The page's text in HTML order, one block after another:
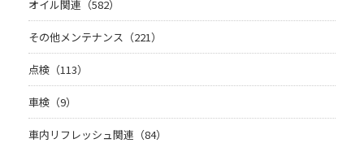
オイル関連（582）
その他メンテナンス（221）
点検（113）
車検（9）
車内リフレッシュ関連（84）